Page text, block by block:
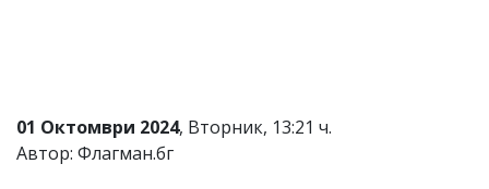
от
и
01 Октомври 2024, Вторник, 13:21 ч.
Автор: Флагман.бг